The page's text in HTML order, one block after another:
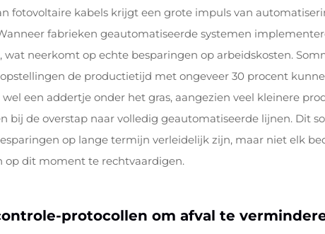
fotovoltaire kabels krijgt een grote impuls van
fabrieken geautomatiseerde systemen
wat neerkomt op echte besparingen op arbeidskosten.
de productietijd met ongeveer 30 procent
een addertje onder het gras, aangezien veel kleinere
bij de overstap naar volledig geautomatiseerde lijnen. Dit
op lange termijn verleidelijk zijn, maar niet elk
op dit moment te rechtvaardigen.
protocollen om afval te